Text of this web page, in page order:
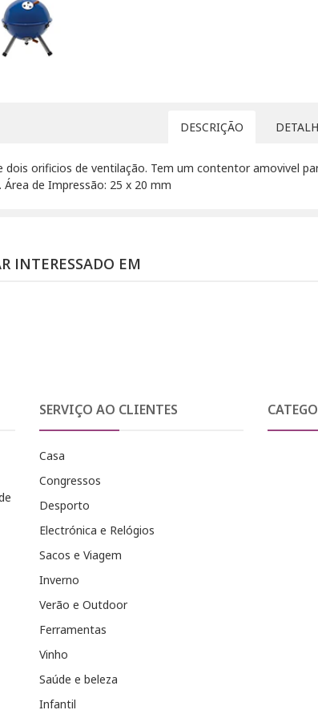
DESCRIÇÃO
orificios de ventilação. Tem um contentor amovivel
de Impressão: 25 x 20 mm
INTERESSADO EM
SERVIÇO AO CLIENTES
Casa
Congressos
Desporto
Electrónica e Relógios
Sacos e Viagem
Inverno
Verão e Outdoor
Ferramentas
Vinho
Saúde e beleza
Infantil